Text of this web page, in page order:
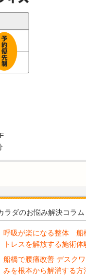
ラダのお悩み解決コラム
呼吸が楽になる整体 船
トレスを解放する施術体
船橋で腰痛改善 デスク
みを根本から解消する方